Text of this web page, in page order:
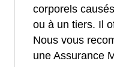
corporels
ou à un tiers. Il
Nous vous
une Assurance